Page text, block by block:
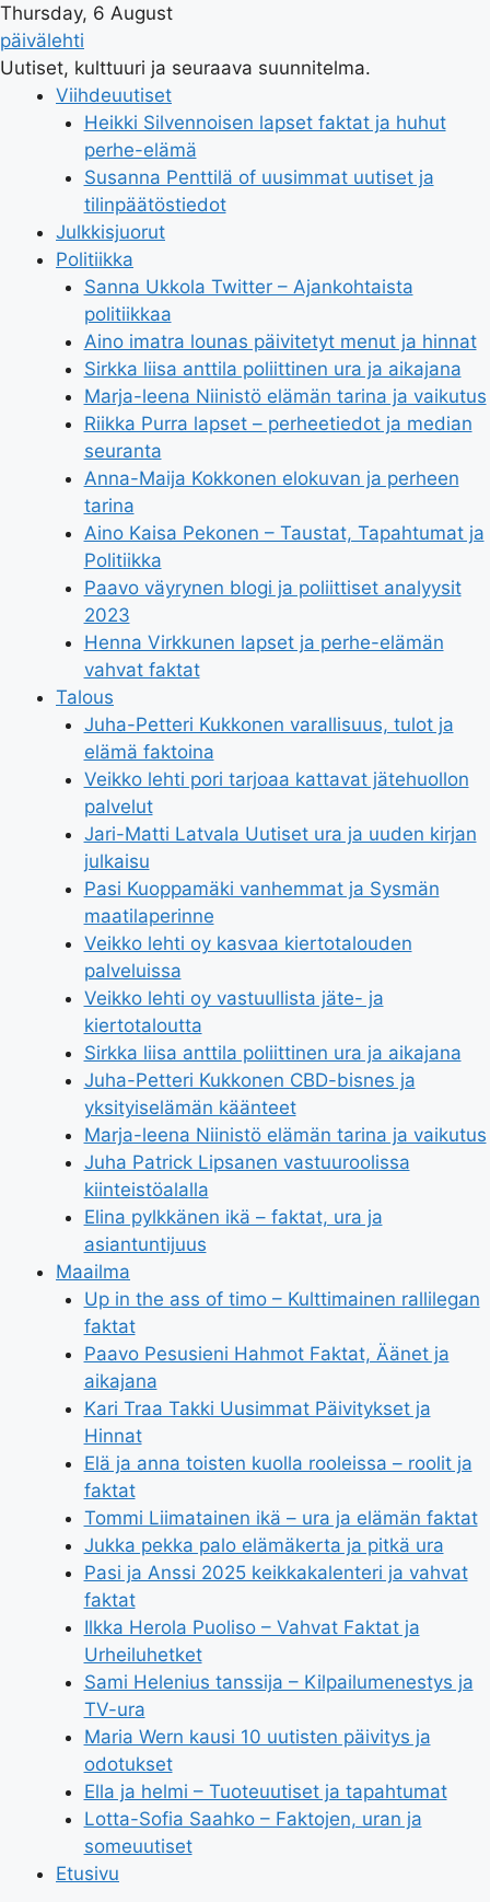
Thursday, 6 August
päivälehti
Uutiset, kulttuuri ja seuraava suunnitelma.
Viihdeuutiset
Heikki Silvennoisen lapset faktat ja huhut
perhe-elämä
Susanna Penttilä of uusimmat uutiset ja
tilinpäätöstiedot
Julkkisjuorut
Politiikka
Sanna Ukkola Twitter – Ajankohtaista
politiikkaa
Aino imatra lounas päivitetyt menut ja hinnat
Sirkka liisa anttila poliittinen ura ja aikajana
Marja-leena Niinistö elämän tarina ja vaikutus
Riikka Purra lapset – perheetiedot ja median
seuranta
Anna-Maija Kokkonen elokuvan ja perheen
tarina
Aino Kaisa Pekonen – Taustat, Tapahtumat ja
Politiikka
Paavo väyrynen blogi ja poliittiset analyysit
2023
Henna Virkkunen lapset ja perhe-elämän
vahvat faktat
Talous
Juha-Petteri Kukkonen varallisuus, tulot ja
elämä faktoina
Veikko lehti pori tarjoaa kattavat jätehuollon
palvelut
Jari-Matti Latvala Uutiset ura ja uuden kirjan
julkaisu
Pasi Kuoppamäki vanhemmat ja Sysmän
maatilaperinne
Veikko lehti oy kasvaa kiertotalouden
palveluissa
Veikko lehti oy vastuullista jäte- ja
kiertotaloutta
Sirkka liisa anttila poliittinen ura ja aikajana
Juha-Petteri Kukkonen CBD-bisnes ja
yksityiselämän käänteet
Marja-leena Niinistö elämän tarina ja vaikutus
Juha Patrick Lipsanen vastuuroolissa
kiinteistöalalla
Elina pylkkänen ikä – faktat, ura ja
asiantuntijuus
Maailma
Up in the ass of timo – Kulttimainen rallilegan
faktat
Paavo Pesusieni Hahmot Faktat, Äänet ja
aikajana
Kari Traa Takki Uusimmat Päivitykset ja
Hinnat
Elä ja anna toisten kuolla rooleissa – roolit ja
faktat
Tommi Liimatainen ikä – ura ja elämän faktat
Jukka pekka palo elämäkerta ja pitkä ura
Pasi ja Anssi 2025 keikkakalenteri ja vahvat
faktat
Ilkka Herola Puoliso – Vahvat Faktat ja
Urheiluhetket
Sami Helenius tanssija – Kilpailumenestys ja
TV-ura
Maria Wern kausi 10 uutisten päivitys ja
odotukset
Ella ja helmi – Tuoteuutiset ja tapahtumat
Lotta-Sofia Saahko – Faktojen, uran ja
someuutiset
Etusivu